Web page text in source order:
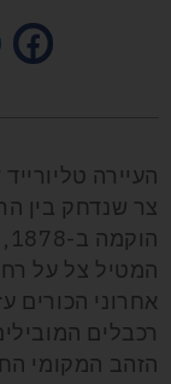
העיירה
צר שנדחק בין
אחרוני הכורים
רכבלים
הזהב המקומי